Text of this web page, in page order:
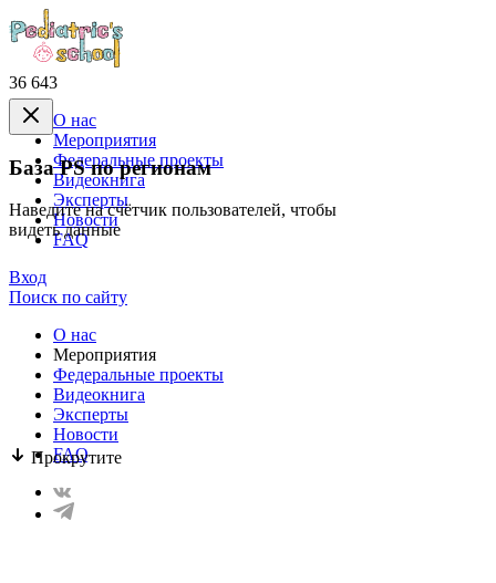
36 643
База PS по регионам
Наведите на счётчик пользователей, чтобы
видеть данные
Прокрутите
О нас
Mероприятия
Федеральные проекты
Видеокнига
Эксперты
Новости
FAQ
Вход
Поиск по сайту
О нас
Mероприятия
Федеральные проекты
Видеокнига
Эксперты
Новости
FAQ